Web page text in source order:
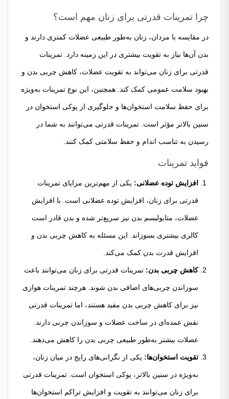
چرا تمرینات قدرتی برای زنان مهم است؟
در مقایسه با مردان، زنان به‌طور طبیعی عضلات کمتری دارند و
بدن آن‌ها نیاز به تقویت بیشتری در این زمینه دارد. تمرینات
قدرتی برای زنان می‌تواند به تقویت عضلات، کاهش چربی بدن و
بهبود سلامت عمومی کمک کند. همچنین، این نوع تمرینات به‌ویژه
برای حفظ سلامت استخوان‌ها و جلوگیری از پوکی استخوان در
سنین بالاتر مؤثر است. تمرینات قدرتی می‌توانند به شما در
رسیدن به تناسب اندام و حفظ سلامتی کمک کنند.
فواید تمرینات
افزایش توده عضلانی: یکی از مهم‌ترین مزایای تمرینات
قدرتی برای زنان، افزایش توده عضلانی است. با افزایش
عضلات، متابولیسم بدن نیز سریع‌تر شده و بدن قادر است
کالری بیشتری بسوزاند. این مسئله به کاهش چربی بدن و
افزایش قدرت بدن کمک می‌کند.
کاهش چربی بدن: تمرینات قدرتی برای زنان می‌توانند باعث
سوزاندن چربی‌های اضافی بدن شوند. هرچند تمرینات هوازی
نیز برای کاهش چربی بدن مفید هستند، اما تمرینات قدرتی
نقش عمده‌ای در ساخت عضلات و سوزاندن چربی دارند.
عضلات بیشتر به‌طور طبیعی چربی بدن را کاهش می‌دهند.
تقویت استخوان‌ها: یکی از نگرانی‌های رایج در میان زنان،
به‌ویژه در سنین بالاتر، پوکی استخوان است. تمرینات قدرتی
برای زنان می‌توانند به تقویت و افزایش تراکم استخوان‌ها